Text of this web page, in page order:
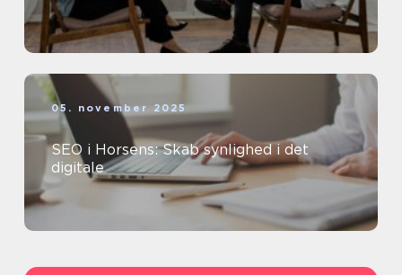
05. november 2025
SEO i Horsens: Skab synlighed i det
digitale